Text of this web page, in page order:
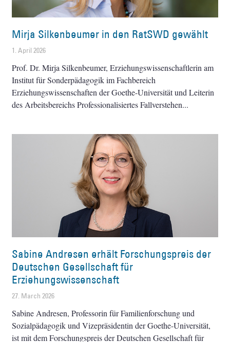
Mirja Silkenbeumer in den RatSWD gewählt
1. April 2026
Prof. Dr. Mirja Silkenbeumer, Erziehungswissenschaftlerin am
Institut für Sonderpädagogik im Fachbereich
Erziehungswissenschaften der Goethe-Universität und Leiterin
des Arbeitsbereichs Professionalisiertes Fallverstehen
Sabine Andresen erhält Forschungspreis der
Deutschen Gesellschaft für
Erziehungswissenschaft
27. March 2026
Sabine Andresen, Professorin für Familienforschung und
Sozialpädagogik und Vizepräsidentin der Goethe-Universität,
ist mit dem Forschungspreis der Deutschen Gesellschaft für